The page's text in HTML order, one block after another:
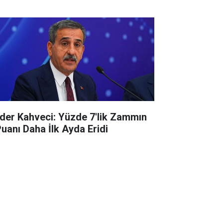
Kahveci: Yüzde 7'lik Zammın
Daha İlk Ayda Eridi